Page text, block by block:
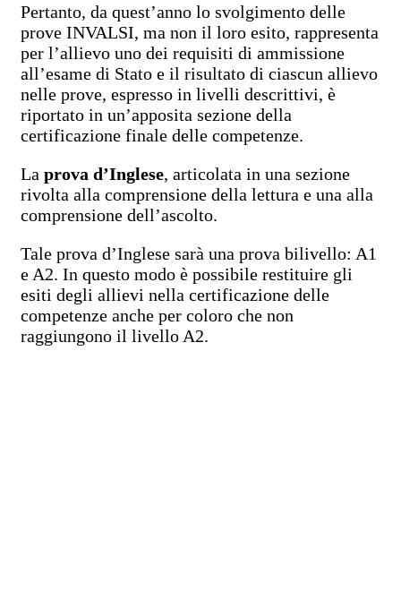
Pertanto, da quest’anno lo svolgimento delle
prove INVALSI, ma non il loro esito, rappresenta
per l’allievo uno dei requisiti di ammissione
all’esame di Stato e il risultato di ciascun allievo
nelle prove, espresso in livelli descrittivi, è
riportato in un’apposita sezione della
certificazione finale delle competenze.
La prova d’Inglese, articolata in una sezione
rivolta alla comprensione della lettura e una alla
comprensione dell’ascolto.
Tale prova d’Inglese sarà una prova bilivello: A1
e A2. In questo modo è possibile restituire gli
esiti degli allievi nella certificazione delle
competenze anche per coloro che non
raggiungono il livello A2.